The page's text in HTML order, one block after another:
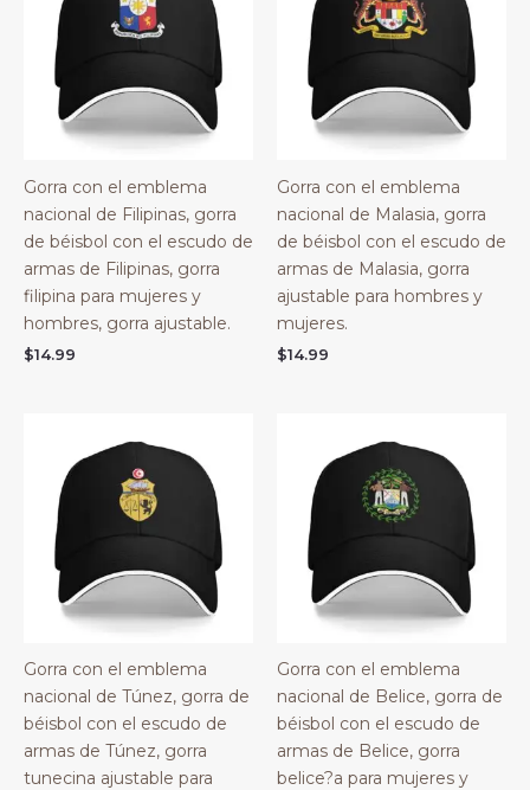
Gorra con el emblema
nacional de Filipinas, gorra
de béisbol con el escudo de
armas de Filipinas, gorra
filipina para mujeres y
hombres, gorra ajustable.
$14.99
Gorra con el emblema
nacional de Malasia, gorra
de béisbol con el escudo de
armas de Malasia, gorra
ajustable para hombres y
mujeres.
$14.99
Gorra con el emblema
nacional de Túnez, gorra de
béisbol con el escudo de
armas de Túnez, gorra
tunecina ajustable para
Gorra con el emblema
nacional de Belice, gorra de
béisbol con el escudo de
armas de Belice, gorra
belice?a para mujeres y